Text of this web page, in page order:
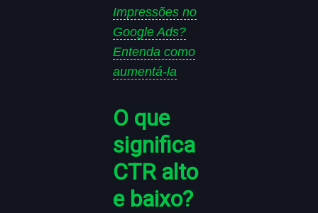
Impressões no
Google Ads?
Entenda como
aumentá-la
O que
significa
CTR alto
e baixo?